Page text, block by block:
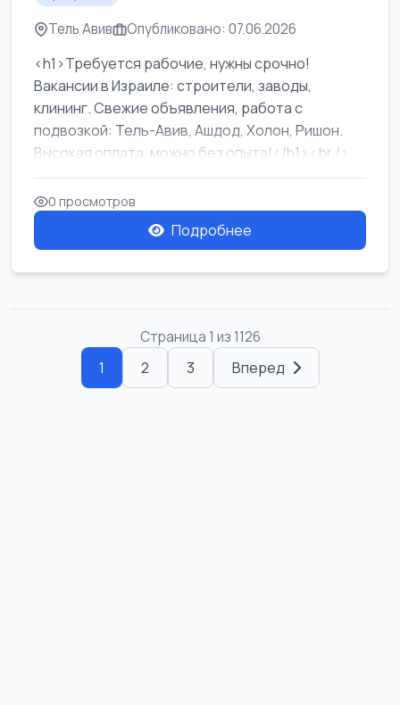
Тель Авив Опубликовано: 07.06.2026
<h1>Требуется рабочие, нужны срочно!
Вакансии в Израиле: строители, заводы,
клининг. Свежие объявления, работа с
подвозкой: Тель-Авив, Ашдод, Холон, Ришон.
Высокая оплата, можно без опыта!</h1><br />
...
0 просмотров
Подробнее
Страница 1 из 1126
1 2 3 Вперед